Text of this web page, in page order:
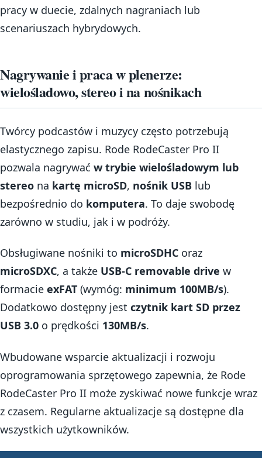
pracy w duecie, zdalnych nagraniach lub
scenariuszach hybrydowych.
Nagrywanie i praca w plenerze:
wielośladowo, stereo i na nośnikach
Twórcy podcastów i muzycy często potrzebują
elastycznego zapisu. Rode RodeCaster Pro II
pozwala nagrywać w trybie wielośladowym lub
stereo na kartę microSD, nośnik USB lub
bezpośrednio do komputera. To daje swobodę
zarówno w studiu, jak i w podróży.
Obsługiwane nośniki to microSDHC oraz
microSDXC, a także USB-C removable drive w
formacie exFAT (wymóg: minimum 100MB/s).
Dodatkowo dostępny jest czytnik kart SD przez
USB 3.0 o prędkości 130MB/s.
Wbudowane wsparcie aktualizacji i rozwoju
oprogramowania sprzętowego zapewnia, że Rode
RodeCaster Pro II może zyskiwać nowe funkcje wraz
z czasem. Regularne aktualizacje są dostępne dla
wszystkich użytkowników.